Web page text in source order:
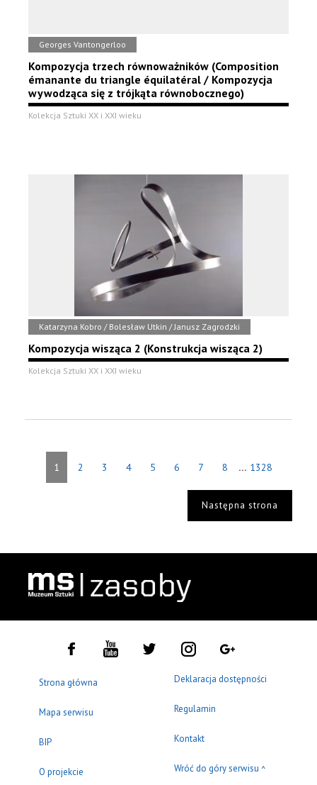
Georges Vantongerloo
Kompozycja trzech równoważników (Composition
émanante du triangle équilatéral / Kompozycja
wywodząca się z trójkąta równobocznego)
Kolekcja Sztuki XX i XXI wieku
Katarzyna Kobro / Bolesław Utkin / Janusz Zagrodzki
Kompozycja wisząca 2 (Konstrukcja wisząca 2)
Kolekcja Sztuki XX i XXI wieku
1 2 3 4 5 6 7 8 ... 1328
Następna strona
Strona główna
Mapa serwisu
BIP
O projekcie
Deklaracja dostępności
Regulamin
Kontakt
Wróć do góry serwisu ^